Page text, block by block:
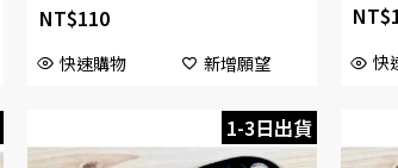
NT$110
快速購物 新增願望
NT$
快
1-3日出貨